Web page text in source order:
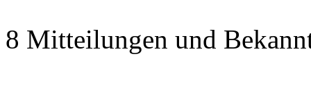
8 Mitteilungen und